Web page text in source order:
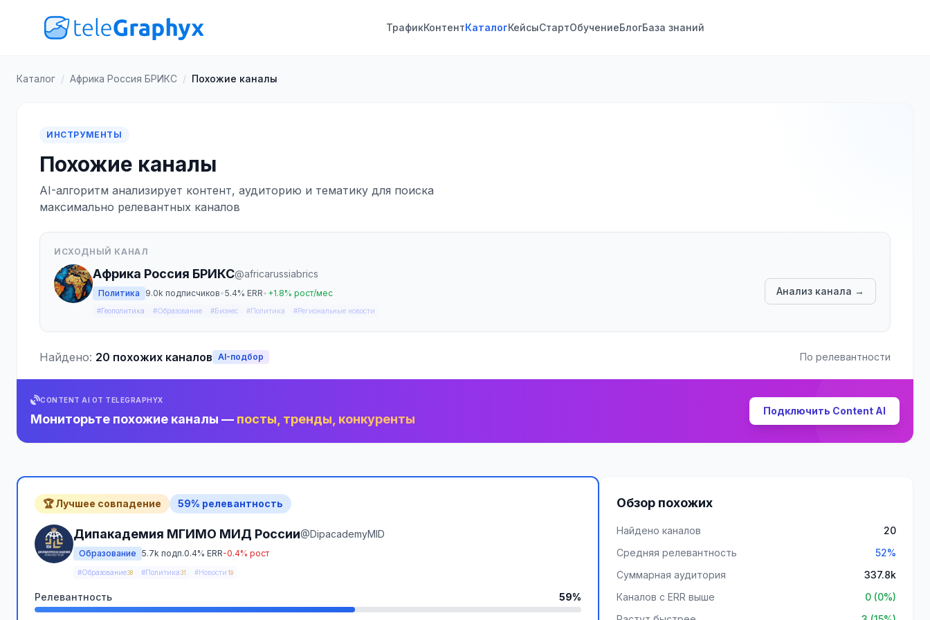
ТрафикКонтентКаталогКейсыСтартОбучениеБлогБаза знаний
Каталог / Африка Россия БРИКС / Похожие каналы
ИНСТРУМЕНТЫ
Похожие каналы
AI-алгоритм анализирует контент, аудиторию и тематику для поиска
максимально релевантных каналов
ИСХОДНЫЙ КАНАЛ
Африка Россия БРИКС@africarussiabrics
Политика 9.0k подписчиков•5.4% ERR• +1.8% рост/мес
#Геополитика #Образование #Бизнес #Политика #Региональные новости
Анализ канала →
Найдено: 20 похожих каналов AI-подбор По релевантности
CONTENT AI ОТ TELEGRAPHYX
Мониторьте похожие каналы — посты, тренды, конкуренты
Подключить Content AI
🏆 Лучшее совпадение 59% релевантность
Дипакадемия МГИМО МИД России@DipacademyMID
Образование 5.7k подп.0.4% ERR-0.4% рост
#Образование38 #Политика 31 #Новости 19
Релевантность 59%
Обзор похожих
Найдено каналов
20
Средняя релевантность
52%
Суммарная аудитория
337.8k
Каналов с ERR выше
0 (0%)